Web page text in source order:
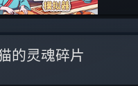
的灵魂碎片